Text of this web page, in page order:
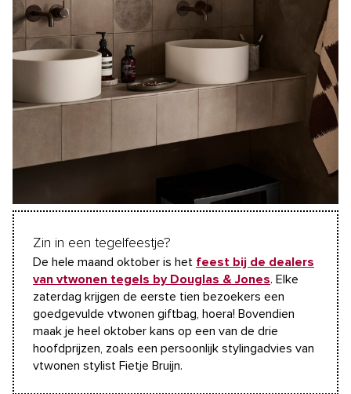
Zin in een tegelfeestje?
De hele maand oktober is het feest bij de dealers
van vtwonen tegels by Douglas & Jones. Elke
zaterdag krijgen de eerste tien bezoekers een
goedgevulde vtwonen giftbag, hoera! Bovendien
maak je heel oktober kans op een van de drie
hoofdprijzen, zoals een persoonlijk stylingadvies van
vtwonen stylist Fietje Bruijn.